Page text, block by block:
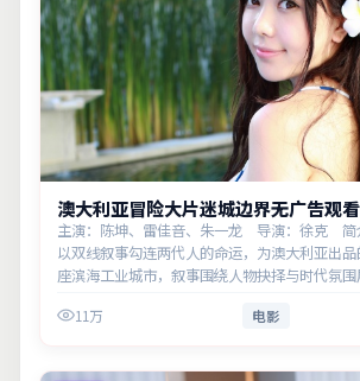
澳大利亚冒险大片迷城边界无广告观看
主演：陈坤、雷佳音、朱一龙 导演：徐克 简
以双线叙事勾连两代人的命运，为澳大利亚出
座滨海工业城市，叙事围绕人物抉择与时代氛
意义。
11万 电影